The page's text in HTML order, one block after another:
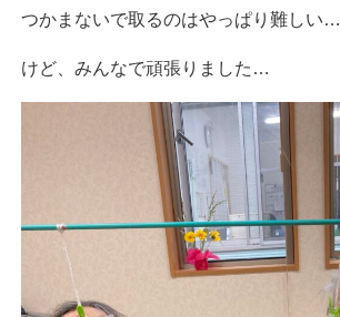
つかまないで取るのはやっぱり難しい…
けど、みんなで頑張りました…